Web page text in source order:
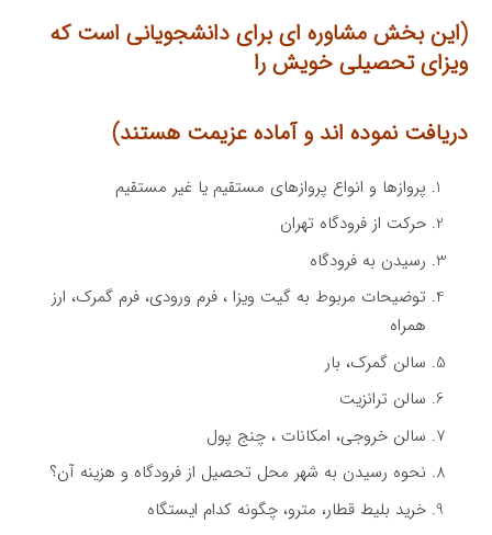
(این بخش مشاوره ای برای دانشجویانی است که
ویزای تحصیلی خویش را
دریافت نموده اند و آماده عزیمت هستند)
پروازها و انواع پروازهای مستقیم یا غیر مستقیم
حرکت از فرودگاه تهران
رسیدن به فرودگاه
توضیحات مربوط به گیت ویزا ، فرم ورودی، فرم گمرک، ارز
همراه
سالن گمرک، بار
سالن ترانزیت
سالن خروجی، امکانات ، چنج پول
نحوه رسیدن به شهر محل تحصیل از فرودگاه و هزینه آن؟
خرید بلیط قطار، مترو، چگونه کدام ایستگاه